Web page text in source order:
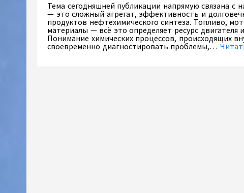
Тема сегодняшней публикации напрямую связана
— это сложный агрегат, эффективность и
продуктов нефтехимического синтеза. Топливо,
материалы — всё это определяет ресурс двигателя
Понимание химических процессов, происходящих
своевременно диагностировать проблемы,…